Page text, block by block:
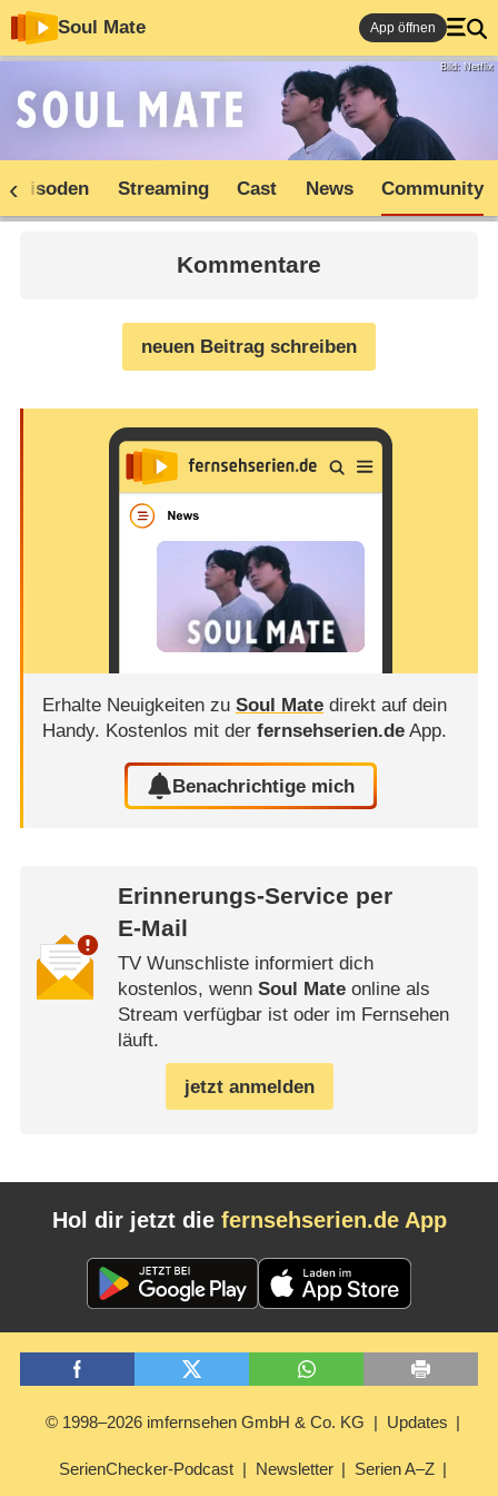
Soul Mate App öffnen
Bild: Netflix
Episoden Streaming Cast News Community
Kommentare
neuen Beitrag schreiben
Erhalte Neuigkeiten zu Soul Matedirekt auf dein
Handy. Kostenlos mit der fernsehserien.deApp.
Benachrichtige mich
Erinnerungs-Service per
E-Mail
TV Wunschliste informiert dich
kostenlos, wenn Soul Mateonline als
Stream verfügbar ist oder im Fernsehen
läuft.
jetzt anmelden
Hol dir jetzt die fernsehserien.de App
© 1998–2026 imfernsehen GmbH & Co. KG Updates
SerienChecker-Podcast Newsletter Serien A–Z